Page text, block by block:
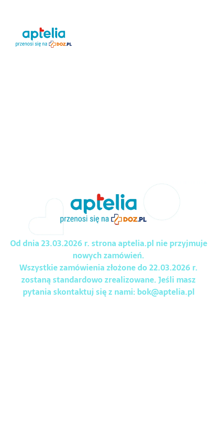
Od dnia 23.03.2026 r. strona aptelia.pl nie przyjmuje
nowych zamówień.
Wszystkie zamówienia złożone do 22.03.2026 r.
zostaną standardowo zrealizowane. Jeśli masz
pytania skontaktuj się z nami:bok@aptelia.pl